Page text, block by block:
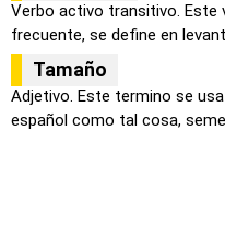
Verbo activo transitivo. Este
frecuente, se define en
Tamaño
Adjetivo. Este termino se
español como tal cosa,